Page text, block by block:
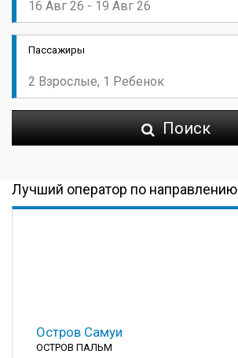
Пассажиры
Поиск
Лучший оператор по направлению
Остров Самуи
ОСТРОВ ПАЛЬМ